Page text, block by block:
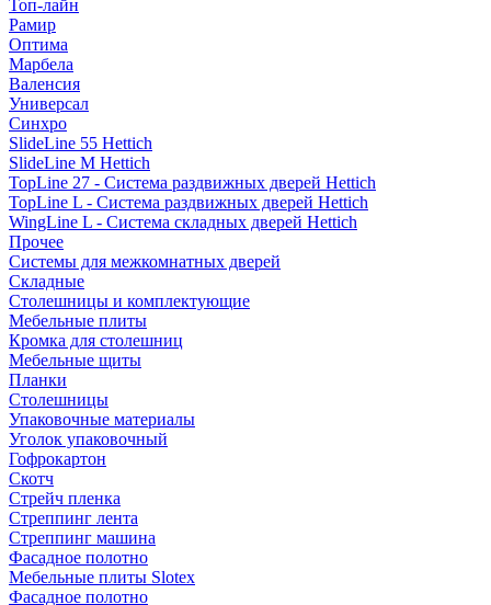
Топ-лайн
Рамир
Оптима
Марбела
Валенсия
Универсал
Синхро
SlideLine 55 Hettich
SlideLine M Hettich
TopLine 27 - Система раздвижных дверей Hettich
TopLine L - Система раздвижных дверей Hettich
WingLine L - Система складных дверей Hettich
Прочее
Системы для межкомнатных дверей
Складные
Столешницы и комплектующие
Мебельные плиты
Кромка для столешниц
Мебельные щиты
Планки
Столешницы
Упаковочные материалы
Уголок упаковочный
Гофрокартон
Скотч
Стрейч пленка
Стреппинг лента
Стреппинг машина
Фасадное полотно
Мебельные плиты Slotex
Фасадное полотно